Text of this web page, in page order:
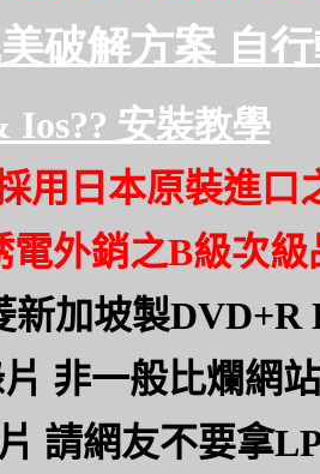
破解方案 自
Ios?? 安裝教學
用日本原裝進口
電外銷之B級次級
新加坡製DVD+R
非一般比爛網
請網友不要拿